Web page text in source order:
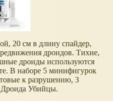
20 см в длину спайдер,
дроидов. Тихие,
дроиды используются
В наборе 5 минифигурок
к разрушению, 3
Убийцы.